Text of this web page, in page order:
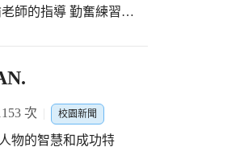
次 校園新聞
物的智慧和成功特